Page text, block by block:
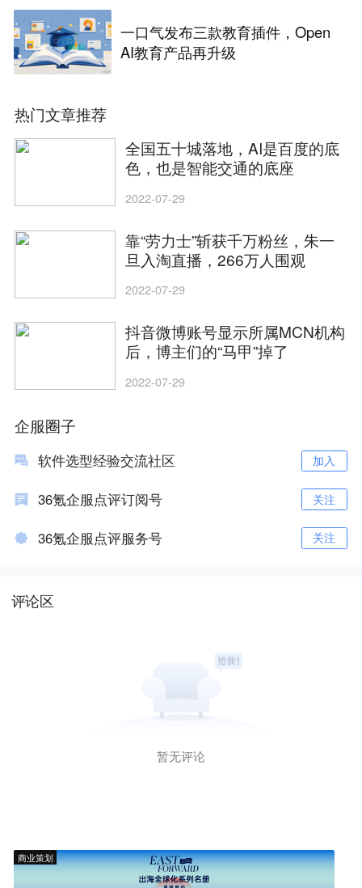
一口气发布三款教育插件，Open
AI教育产品再升级
热门文章推荐
全国五十城落地，AI是百度的底
色，也是智能交通的底座
2022-07-29
靠“劳力士”斩获千万粉丝，朱一
旦入淘直播，266万人围观
2022-07-29
抖音微博账号显示所属MCN机构
后，博主们的“马甲”掉了
2022-07-29
企服圈子
软件选型经验交流社区 加入
36氪企服点评订阅号 关注
36氪企服点评服务号 关注
评论区
暂无评论
商业策划